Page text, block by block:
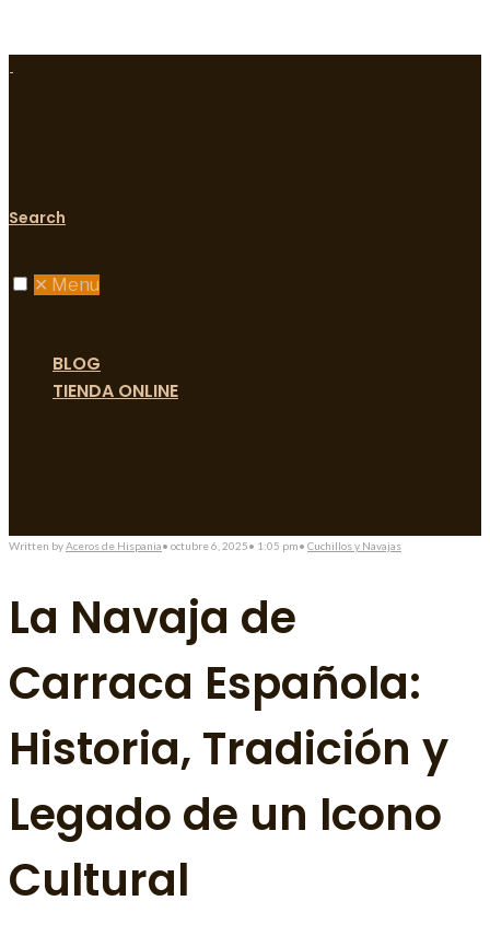
Search
✕ Menu
BLOG
TIENDA ONLINE
Written byAceros de Hispania• octubre 6, 2025• 1:05 pm• Cuchillos y Navajas
La Navaja de
Carraca Española:
Historia, Tradición y
Legado de un Icono
Cultural